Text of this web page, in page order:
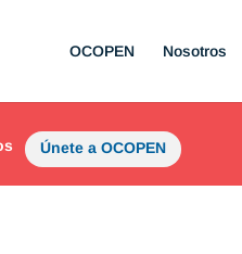
OCOPEN Nosotros
Únete a OCOPEN